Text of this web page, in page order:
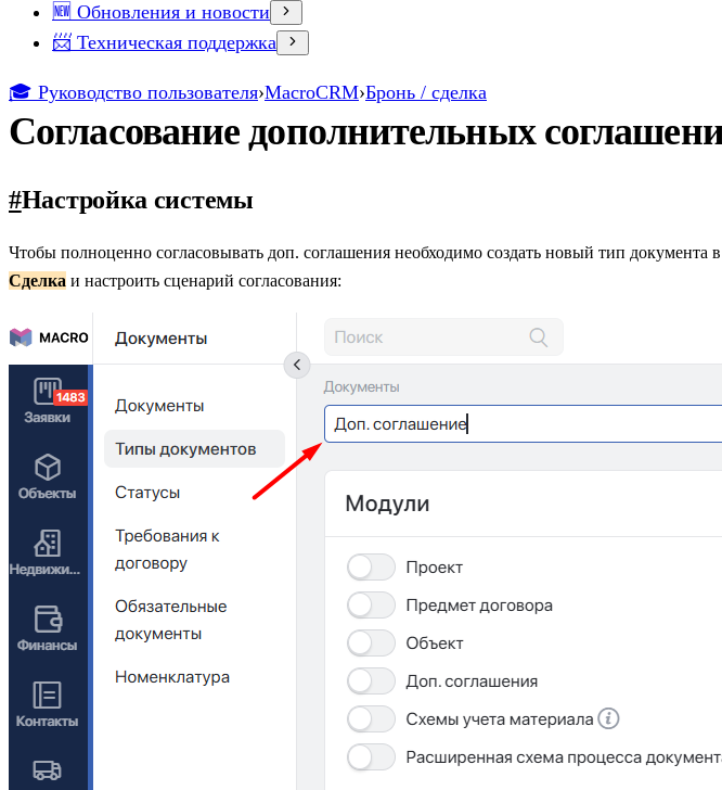
🆕 Обновления и новости
📨 Техническая поддержка
🎓 Руководство пользователя›MacroCRM›Бронь / сделка
Согласование дополнительных
#Настройка системы
Чтобы полноценно согласовывать доп. соглашения необходимо создать новый тип документа
Сделка и настроить сценарий согласования: